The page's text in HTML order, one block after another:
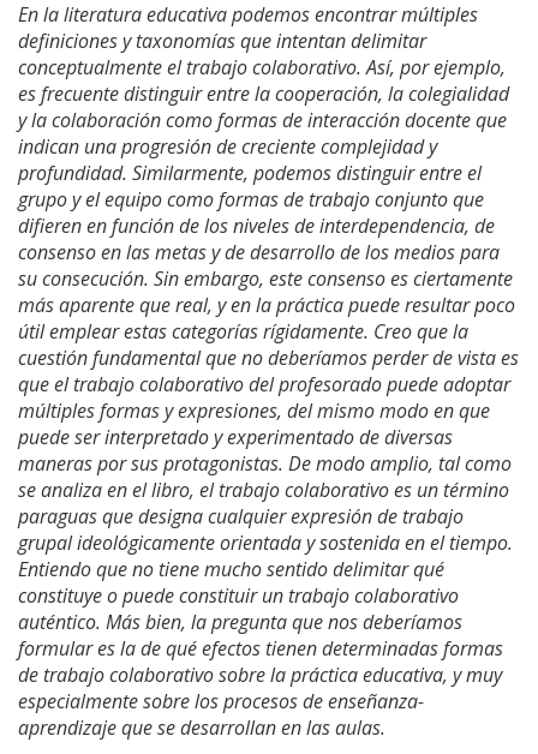
En la literatura educativa podemos encontrar múltiples
definiciones y taxonomías que intentan delimitar
conceptualmente el trabajo colaborativo. Así, por ejemplo,
es frecuente distinguir entre la cooperación, la colegialidad
y la colaboración como formas de interacción docente que
indican una progresión de creciente complejidad y
profundidad. Similarmente, podemos distinguir entre el
grupo y el equipo como formas de trabajo conjunto que
difieren en función de los niveles de interdependencia, de
consenso en las metas y de desarrollo de los medios para
su consecución. Sin embargo, este consenso es ciertamente
más aparente que real, y en la práctica puede resultar poco
útil emplear estas categorías rígidamente. Creo que la
cuestión fundamental que no deberíamos perder de vista es
que el trabajo colaborativo del profesorado puede adoptar
múltiples formas y expresiones, del mismo modo en que
puede ser interpretado y experimentado de diversas
maneras por sus protagonistas. De modo amplio, tal como
se analiza en el libro, el trabajo colaborativo es un término
paraguas que designa cualquier expresión de trabajo
grupal ideológicamente orientada y sostenida en el tiempo.
Entiendo que no tiene mucho sentido delimitar qué
constituye o puede constituir un trabajo colaborativo
auténtico. Más bien, la pregunta que nos deberíamos
formular es la de qué efectos tienen determinadas formas
de trabajo colaborativo sobre la práctica educativa, y muy
especialmente sobre los procesos de enseñanza-
aprendizaje que se desarrollan en las aulas.